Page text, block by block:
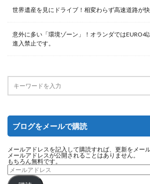
世界遺産を見にドライブ！相変わらず高速道路が快
意外に多い「環境ゾーン」！オランダではEURO4
進入禁止です。
ブログをメールで購読
メールアドレスを記入して購読すれば、更新をメー
メールアドレスが公開されることはありません。
もちろん無料です。